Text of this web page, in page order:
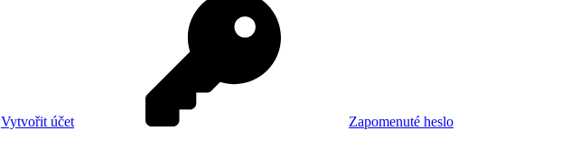
Vytvořit účet Zapomenuté heslo